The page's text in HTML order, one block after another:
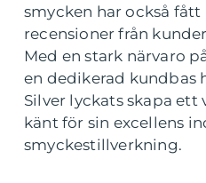
smycken har också
recensioner från
Med en stark närvaro
en dedikerad kundbas
Silver lyckats skapa ett
känt för sin excellens
smyckestillverkning.